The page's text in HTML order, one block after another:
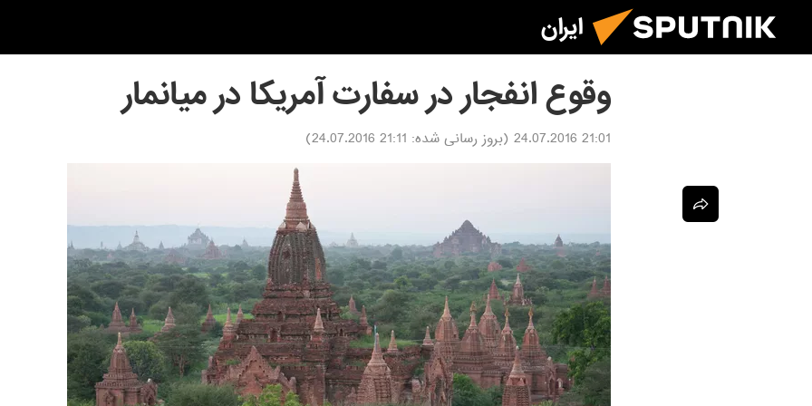
ایران
وقوع انفجار در سفارت آمریکا در میانمار
21:01 24.07.2016 (بروز رسانی شده: 21:11 24.07.2016
)